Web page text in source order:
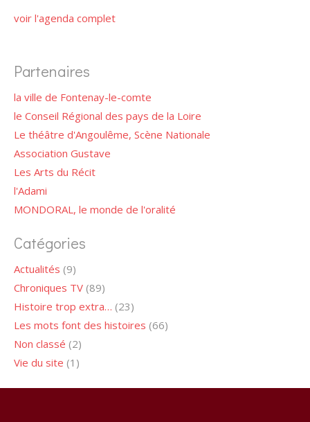
voir l'agenda complet
Partenaires
la ville de Fontenay-le-comte
le Conseil Régional des pays de la Loire
Le théâtre d'Angoulême, Scène Nationale
Association Gustave
Les Arts du Récit
l'Adami
MONDORAL, le monde de l'oralité
Catégories
Actualités (9)
Chroniques TV (89)
Histoire trop extra… (23)
Les mots font des histoires (66)
Non classé (2)
Vie du site (1)